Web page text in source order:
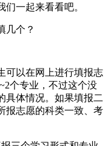
一起来看看吧。
可以在网上进行填报志
个专业，不过这个没
具体情况。如果填报二
报志愿的科类一致、考